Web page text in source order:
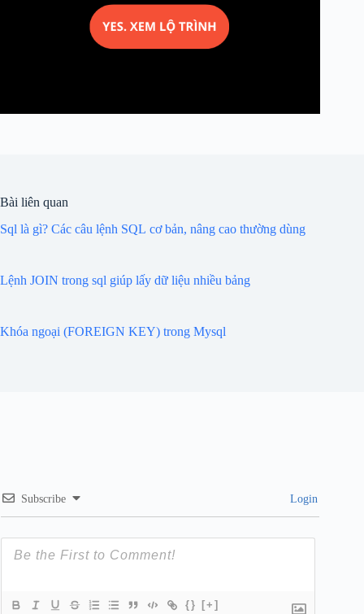
Bài liên quan
Sql là gì? Các câu lệnh SQL cơ bản, nâng cao thường dùng
Lệnh JOIN trong sql giúp lấy dữ liệu nhiều bảng
Khóa ngoại (FOREIGN KEY) trong Mysql
Subscribe Login
{} [+]